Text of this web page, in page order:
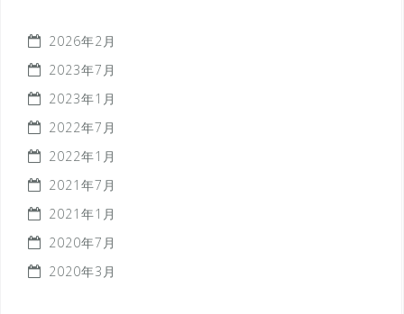
2026年2月
2023年7月
2023年1月
2022年7月
2022年1月
2021年7月
2021年1月
2020年7月
2020年3月